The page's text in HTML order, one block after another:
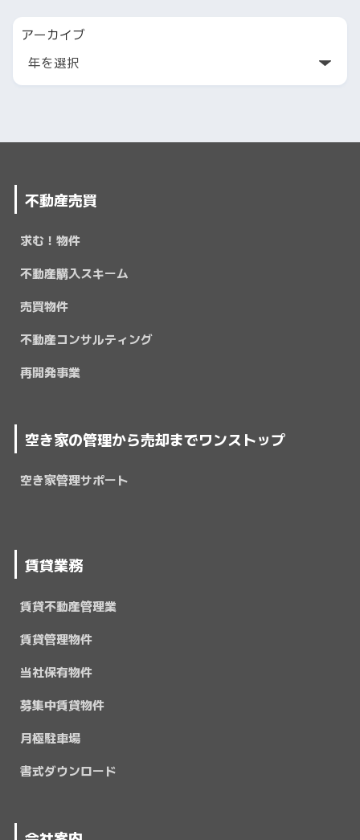
アーカイブ
不動産売買
求む！物件
不動産購入スキーム
売買物件
不動産コンサルティング
再開発事業
空き家の管理から売却までワンストップ
空き家管理サポート
賃貸業務
賃貸不動産管理業
賃貸管理物件
当社保有物件
募集中賃貸物件
月極駐車場
書式ダウンロード